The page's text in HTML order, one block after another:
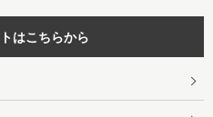
はこちらから